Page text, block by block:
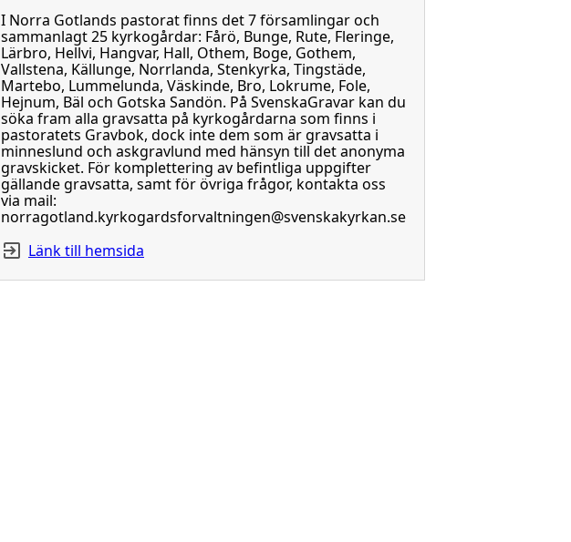
I Norra Gotlands pastorat finns det 7 församlingar och
sammanlagt 25 kyrkogårdar: Fårö, Bunge, Rute, Fleringe,
Lärbro, Hellvi, Hangvar, Hall, Othem, Boge, Gothem,
Vallstena, Källunge, Norrlanda, Stenkyrka, Tingstäde,
Martebo, Lummelunda, Väskinde, Bro, Lokrume, Fole,
Hejnum, Bäl och Gotska Sandön. På SvenskaGravar kan du
söka fram alla gravsatta på kyrkogårdarna som finns i
pastoratets Gravbok, dock inte dem som är gravsatta i
minneslund och askgravlund med hänsyn till det anonyma
gravskicket. För komplettering av befintliga uppgifter
gällande gravsatta, samt för övriga frågor, kontakta oss
via mail:
norragotland.kyrkogardsforvaltningen@svenskakyrkan.se
Länk till hemsida